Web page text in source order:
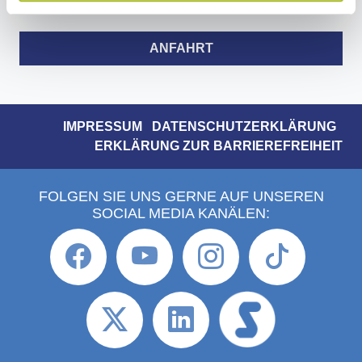
ANFAHRT
IMPRESSUM
DATENSCHUTZERKLÄRUNG
ERKLÄRUNG ZUR BARRIEREFREIHEIT
FOLGEN SIE UNS GERNE AUF UNSEREN
SOCIAL MEDIA KANÄLEN: